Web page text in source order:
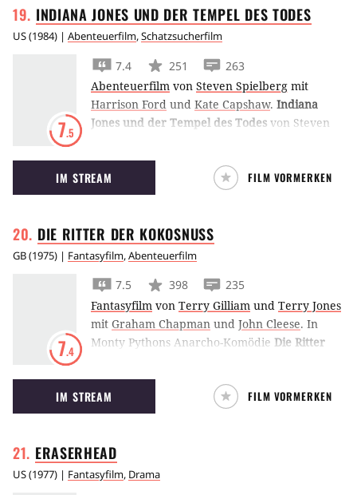
INDIANA JONES UND DER TEMPEL DES TODES
US(1984) | Abenteuerfilm,Schatzsucherfilm
7.5
7.4 251
263
Abenteuerfilm von Steven Spielberg mit
Harrison Ford und Kate Capshaw. Indiana
Jones und der Tempel des Todes von Steven
Harrison Ford, der diesmal gegen einen
indischen Kult kämpft.
IM STREAM FILM VORMERKEN
DIE RITTER DER KOKOSNUSS
GB(1975) | Fantasyfilm,Abenteuerfilm
7.4
7.5 398
235
Fantasyfilm von Terry Gilliam und Terry Jones
mit Graham Chapman und John Cleese. In
Monty Pythons Anarcho-Komödie Die Ritter
Rittern der Tafelrunde den heiligen Gral – und
scheitern an ihrer Dummheit.
IM STREAM FILM VORMERKEN
ERASERHEAD
US(1977) | Fantasyfilm, Drama